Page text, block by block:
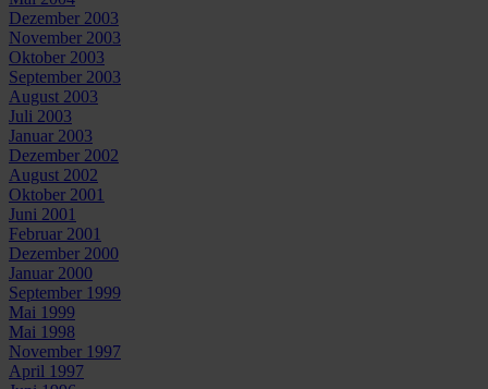
Dezember 2003
November 2003
Oktober 2003
September 2003
August 2003
Juli 2003
Januar 2003
Dezember 2002
August 2002
Oktober 2001
Juni 2001
Februar 2001
Dezember 2000
Januar 2000
September 1999
Mai 1999
Mai 1998
November 1997
April 1997